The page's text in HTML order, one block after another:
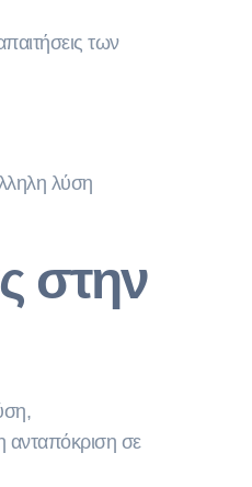
των
λύση
στην
ανταπόκριση σε